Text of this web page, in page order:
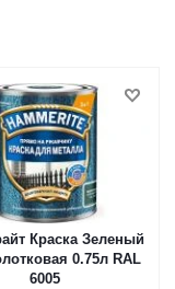
Краска Зеленый
0.75л RAL
6005